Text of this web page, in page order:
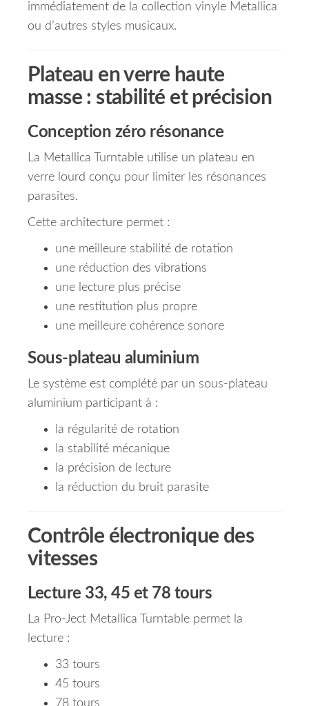
immédiatement de la collection vinyle Metallica
ou d’autres styles musicaux.
Plateau en verre haute
masse : stabilité et précision
Conception zéro résonance
La Metallica Turntable utilise un plateau en
verre lourd conçu pour limiter les résonances
parasites.
Cette architecture permet :
une meilleure stabilité de rotation
une réduction des vibrations
une lecture plus précise
une restitution plus propre
une meilleure cohérence sonore
Sous-plateau aluminium
Le système est complété par un sous-plateau
aluminium participant à :
la régularité de rotation
la stabilité mécanique
la précision de lecture
la réduction du bruit parasite
Contrôle électronique des
vitesses
Lecture 33, 45 et 78 tours
La Pro-Ject Metallica Turntable permet la
lecture :
33 tours
45 tours
78 tours